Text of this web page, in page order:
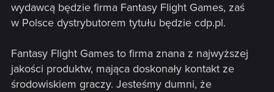
wydawcą będzie firma Fantasy Flight Games, zaś
w Polsce dystrybutorem tytułu będzie cdp.pl.
Fantasy Flight Games to firma znana z najwyższej
jakości produktw, mająca doskonały kontakt ze
środowiskiem graczy. Jesteśmy dumni, że